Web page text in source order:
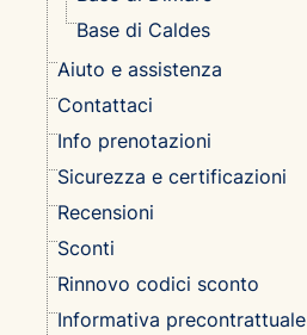
Base di Caldes
Aiuto e assistenza
Contattaci
Info prenotazioni
Sicurezza e certificazioni
Recensioni
Sconti
Rinnovo codici sconto
Informativa precontrattuale